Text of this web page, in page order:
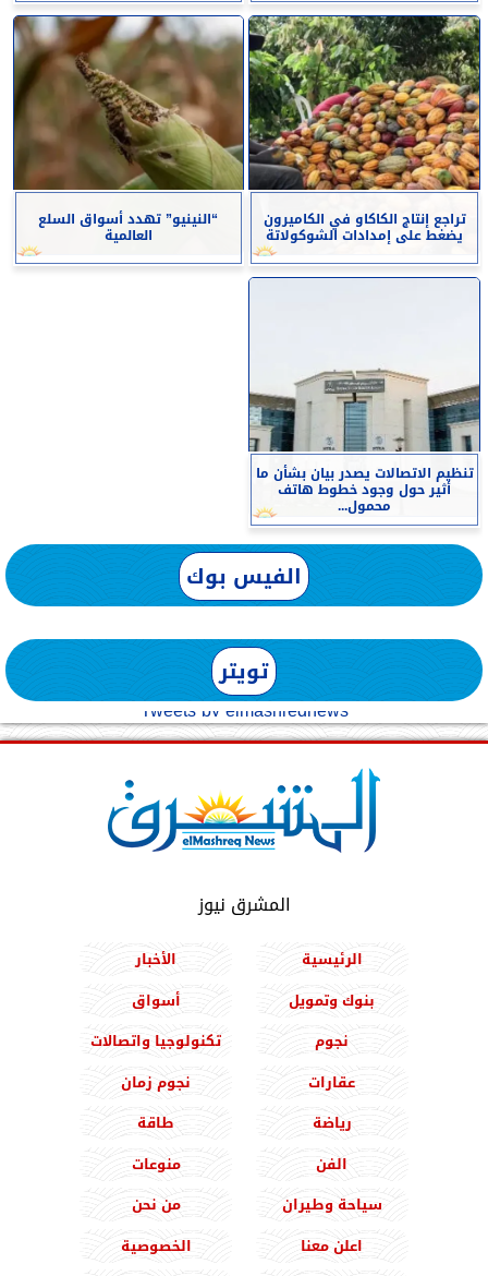
تراجع إنتاج الكاكاو في الكاميرون
يضغط على إمدادات الشوكولاتة
“النينيو” تهدد أسواق السلع
العالمية
تنظيم الاتصالات يصدر بيان بشأن ما
أثير حول وجود خطوط هاتف
محمول...
الفيس بوك
تويتر
Tweets by elmashreqnews
المشرق نيوز
الرئيسية
الأخبار
بنوك وتمويل
أسواق
نجوم
تكنولوجيا واتصالات
عقارات
نجوم زمان
رياضة
طاقة
الفن
منوعات
سياحة وطيران
من نحن
اعلن معنا
الخصوصية